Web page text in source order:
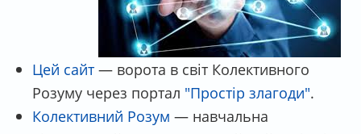
Цей сайт — ворота в світ Колективного
Розуму через портал "Простір злагоди".
Колективний Розум — навчальна